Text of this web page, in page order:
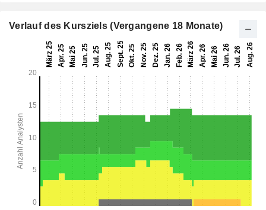
Verlauf des Kursziels (Vergangene 18 Monate)